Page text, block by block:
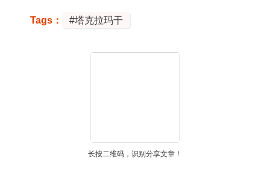
Tags： #塔克拉玛干
长按二维码，识别分享文章！